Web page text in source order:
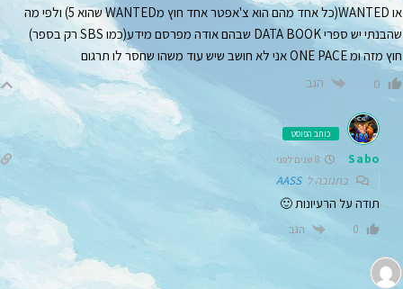
או WANTED(כל אחד מהם הוא צ'אפטר אחד חוץ מWANTED שהוא 5) ולפי מה
שהבנתי יש ספרי DATA BOOK שבהם אודה מפרסם מידע(כמו SBS רק בספר)
חוץ מזה ומ ONE PACE אני לא חושב שיש עוד משהו שחסר לו תרגום
0 הגב
כותב הפוסט
Sabo
בתגובה לAASS
תודה על הרעיונות 🙂
0 הגב